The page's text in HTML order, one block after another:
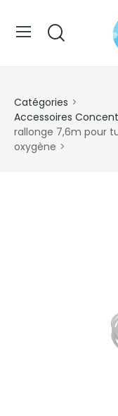
Catégories
Accessoires
rallonge 7,6m pour
oxygène